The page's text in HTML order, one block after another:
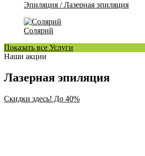
Эпиляция / Лазерная эпиляция
Солярий
Показать все Услуги
Наши акции
Лазерная эпиляция
Скидки здесь! До 40%